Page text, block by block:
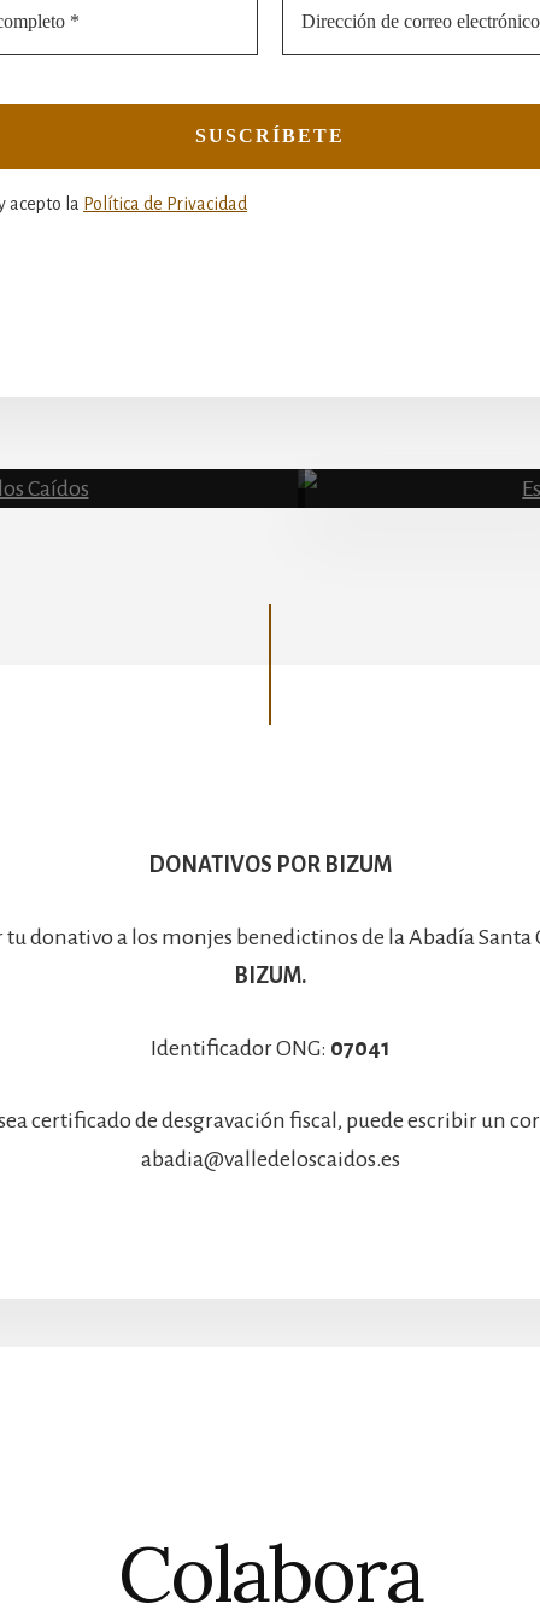
acepto la Política de Privacidad
DONATIVOS POR BIZUM
tu donativo a los monjes benedictinos de la Abadía Santa
BIZUM.
Identificador ONG: 07041
certificado de desgravación fiscal, puede escribir un
abadia@valledeloscaidos.es
Colabora